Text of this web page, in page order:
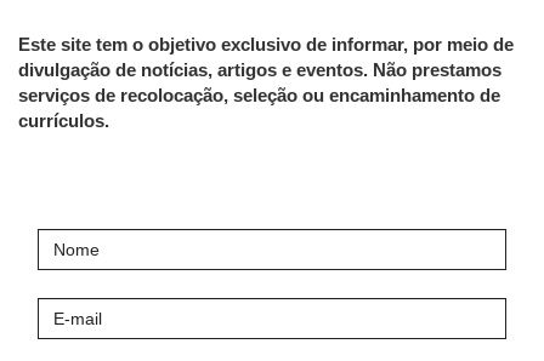
Este site tem o objetivo exclusivo de informar, por meio de
divulgação de notícias, artigos e eventos. Não prestamos
serviços de recolocação, seleção ou encaminhamento de
currículos.
mail